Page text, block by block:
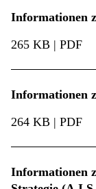
Informationen
265 KB | PDF
Informationen
264 KB | PDF
Informationen